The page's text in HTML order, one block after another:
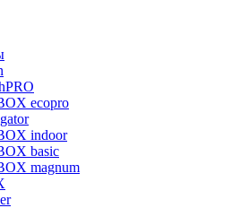
ecopro
indoor
basic
magnum